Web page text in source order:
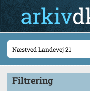
Filtrering